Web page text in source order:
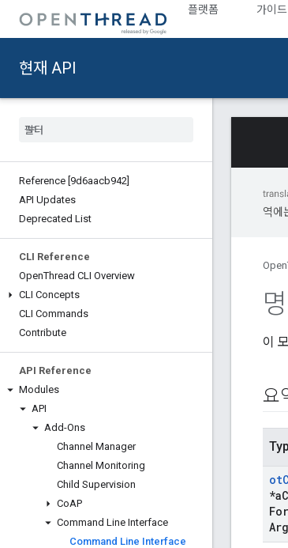
플랫폼 가이드
현재 API
Reference [9d6aacb942]
API Updates
Deprecated List
CLI Reference
OpenThread CLI Overview
CLI Concepts
CLI Commands
Contribute
API Reference
Modules
API
Add-Ons
Channel Manager
Channel Monitoring
Child Supervision
CoAP
Command Line Interface
Command Line Interface
역에
이
요
ot
*a